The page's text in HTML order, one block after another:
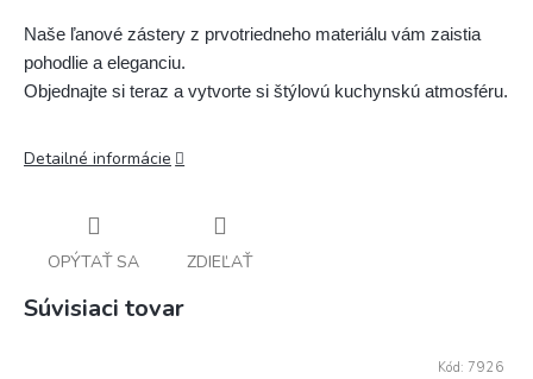
Naše ľanové zástery z prvotriedneho materiálu vám zaistia
pohodlie a eleganciu.
Objednajte si teraz a vytvorte si štýlovú kuchynskú atmosféru.
Detailné informácie
OPÝTAŤ SA ZDIEĽAŤ
Súvisiaci tovar
Kód: 7926